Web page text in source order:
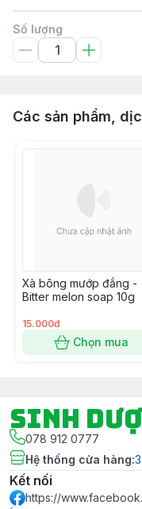
Số lượng
Các sản phẩm,
Xà bông mướp đắng -
Bitter melon soap 10g
15.000đ
Chọn mua
Sinh
078 912 0777
Hệ thống cửa hàng:3
Kết nối
https://